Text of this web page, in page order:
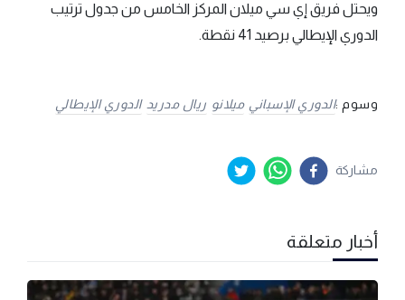
ويحتل فريق إي سي ميلان المركز الخامس من جدول ترتيب
الدوري الإيطالي برصيد 41 نقطة.
وسوم :الدوري الإسباني ميلانو ريال مدريد الدوري الإيطالي
مشاركة
أخبار متعلقة